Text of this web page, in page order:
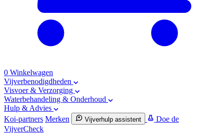
0 Winkelwagen
Vijverbenodigdheden
Visvoer & Verzorging
Waterbehandeling & Onderhoud
Hulp & Advies
Koi-partners Merken Vijverhulp assistent
Doe de
VijverCheck